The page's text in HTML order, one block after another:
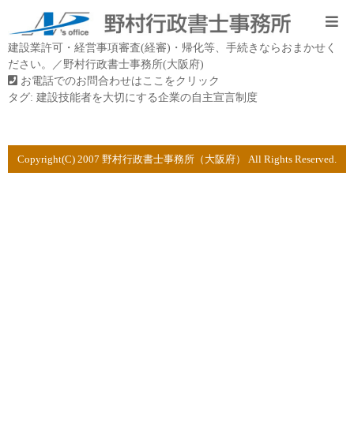
建設業許可・経営事項審査(経審)・帰化等、手続きならおまかせく
ださい。／野村行政書士事務所(大阪府)
お電話でのお問合わせはここをクリック
タグ: 建設技能者を大切にする企業の自主宣言制度
Copyright(C) 2007 野村行政書士事務所（大阪府） All Rights Reserved.